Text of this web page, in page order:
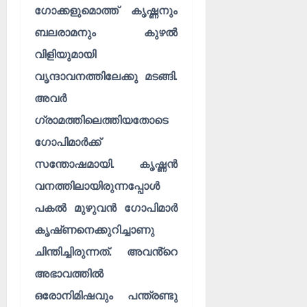
ഗോക്കളുമൊത്ത് കൃഷ്ണനും
ബലരാമനും കുഴൽ
വിളിയുമായി
വൃന്ദാവനത്തിലേക്കു മടങ്ങി.
അവർ
ഗ്രാമത്തിലെത്തിയതോടെ
ഗോപിമാർക്ക്
സന്തോഷമായി. കൃഷ്ണ‌ൻ
വനത്തിലായിരുന്നപ്പോൾ
പകൽ മുഴുവൻ ഗോപിമാർ
കൃഷ്‌ണനെക്കുറിച്ചാണു
ചിന്തിച്ചിരുന്നത്. അവൻ്റെ
അഭാവത്തിൽ
ഒരോനിമിഷവും പന്ത്രണ്ടു